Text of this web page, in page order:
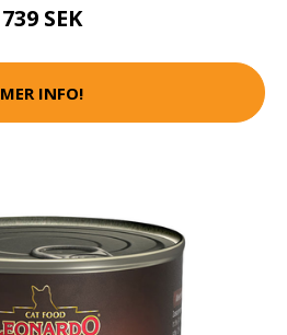
739 SEK
MER INFO!